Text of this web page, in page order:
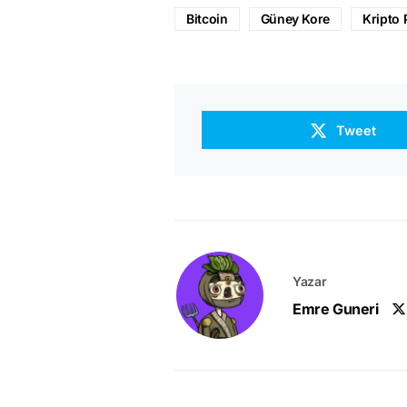
Bitcoin Güney Kore Kripto
Tweet
Yazar
Emre Guneri